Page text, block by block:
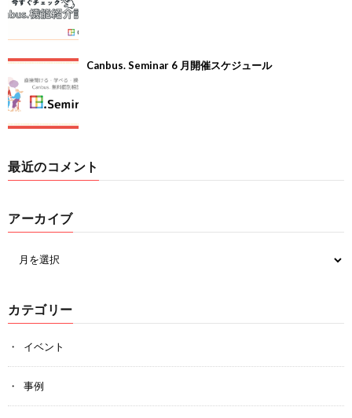
Canbus. Seminar 6 月開催スケジュール
最近のコメント
アーカイブ
カテゴリー
イベント
事例